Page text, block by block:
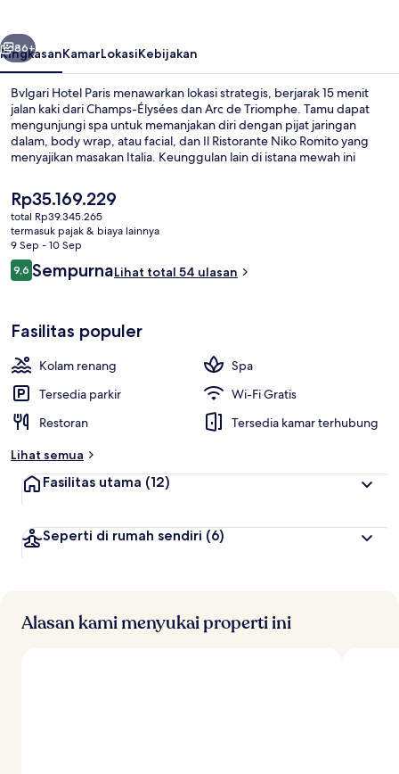
Berikutnya
86+
RingkasanKamarLokasiKebijakan
Bvlgari Hotel Paris menawarkan lokasi strategis, berjarak 15 menit
jalan kaki dari Champs-Élysées dan Arc de Triomphe. Tamu dapat
mengunjungi spa untuk memanjakan diri dengan pijat jaringan
dalam, body wrap, atau facial, dan Il Ristorante Niko Romito yang
menyajikan masakan Italia. Keunggulan lain di istana mewah ini
jam. Properti ini berada dekat dengan transportasi umum: Stasiun
George V berjarak 5 menit dan Stasiun Alma-Marceau berjarak 6
menit.
Harga
saat
ini
Rp35.169.229
Rp35.169.229
total Rp39.345.265
termasuk pajak & biaya lainnya
9 Sep - 10 Sep
Ulasan
9,69,6 dari 10
SempurnaLihat total 54 ulasan
Fasilitas populer
Kolam renang
Spa
Tersedia parkir
Wi-Fi Gratis
Restoran
Tersedia kamar terhubung
Lihat semua
Fasilitas utama (12)
Seperti di rumah sendiri (6)
Alasan kami menyukai properti ini